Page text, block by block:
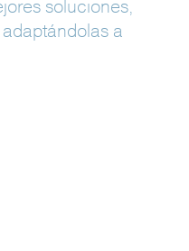
soluciones,
a